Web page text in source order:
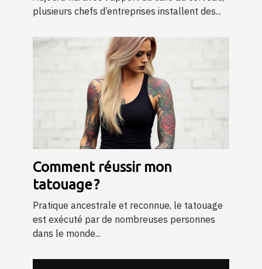
plusieurs chefs d’entreprises installent des...
Comment réussir mon
tatouage ?
Pratique ancestrale et reconnue, le tatouage
est exécuté par de nombreuses personnes
dans le monde...